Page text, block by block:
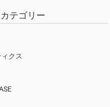
テゴリー
クス